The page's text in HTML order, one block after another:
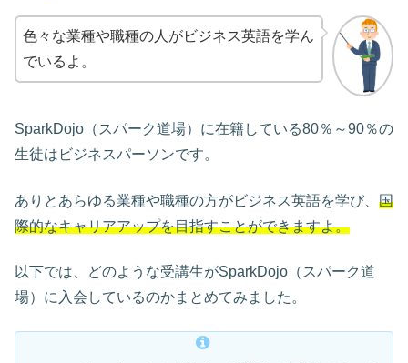
色々な業種や職種の人がビジネス英語を学ん
でいるよ。
SparkDojo（スパーク道場）に在籍している80％～90％の
生徒はビジネスパーソンです。
ありとあらゆる業種や職種の方がビジネス英語を学び、 国
際的なキャリアアップを目指すことができますよ。
以下では、どのような受講生がSparkDojo（スパーク道
場）に入会しているのかまとめてみました。